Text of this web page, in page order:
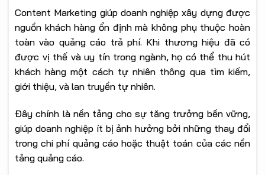
Content Marketing giúp doanh nghiệp xây dựng được
nguồn khách hàng ổn định mà không phụ thuộc hoàn
toàn vào quảng cáo trả phí. Khi thương hiệu đã có
được vị thế và uy tín trong ngành, họ có thể thu hút
khách hàng một cách tự nhiên thông qua tìm kiếm,
giới thiệu, và lan truyền tự nhiên.
Đây chính là nền tảng cho sự tăng trưởng bền vững,
giúp doanh nghiệp ít bị ảnh hưởng bởi những thay đổi
trong chi phí quảng cáo hoặc thuật toán của các nền
tảng quảng cáo.